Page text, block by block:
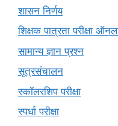
शासन निर्णय
शिक्षक पात्रता परीक्षा
सामान्य ज्ञान प्रश्न
सूत्रसंचालन
स्कॉलरशिप परीक्षा
स्पर्धा परीक्षा